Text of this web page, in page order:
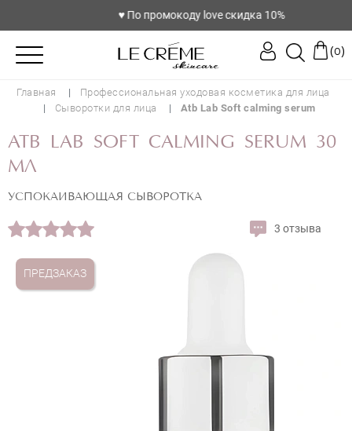
♥️ По промокоду love скидка 10%
(0)
Главная
Профессиональная уходовая косметика для лица
Сыворотки для лица
Atb Lab Soft calming serum
ATB LAB SOFT CALMING SERUM 30
МЛ
УСПОКАИВАЮЩАЯ СЫВОРОТКА
3 отзыва
ПРЕДЗАКАЗ